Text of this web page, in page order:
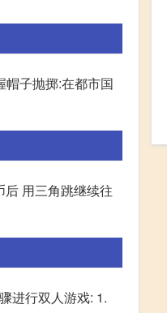
帽子抛掷:在都市国
用三角跳继续往
进行双人游戏: 1.